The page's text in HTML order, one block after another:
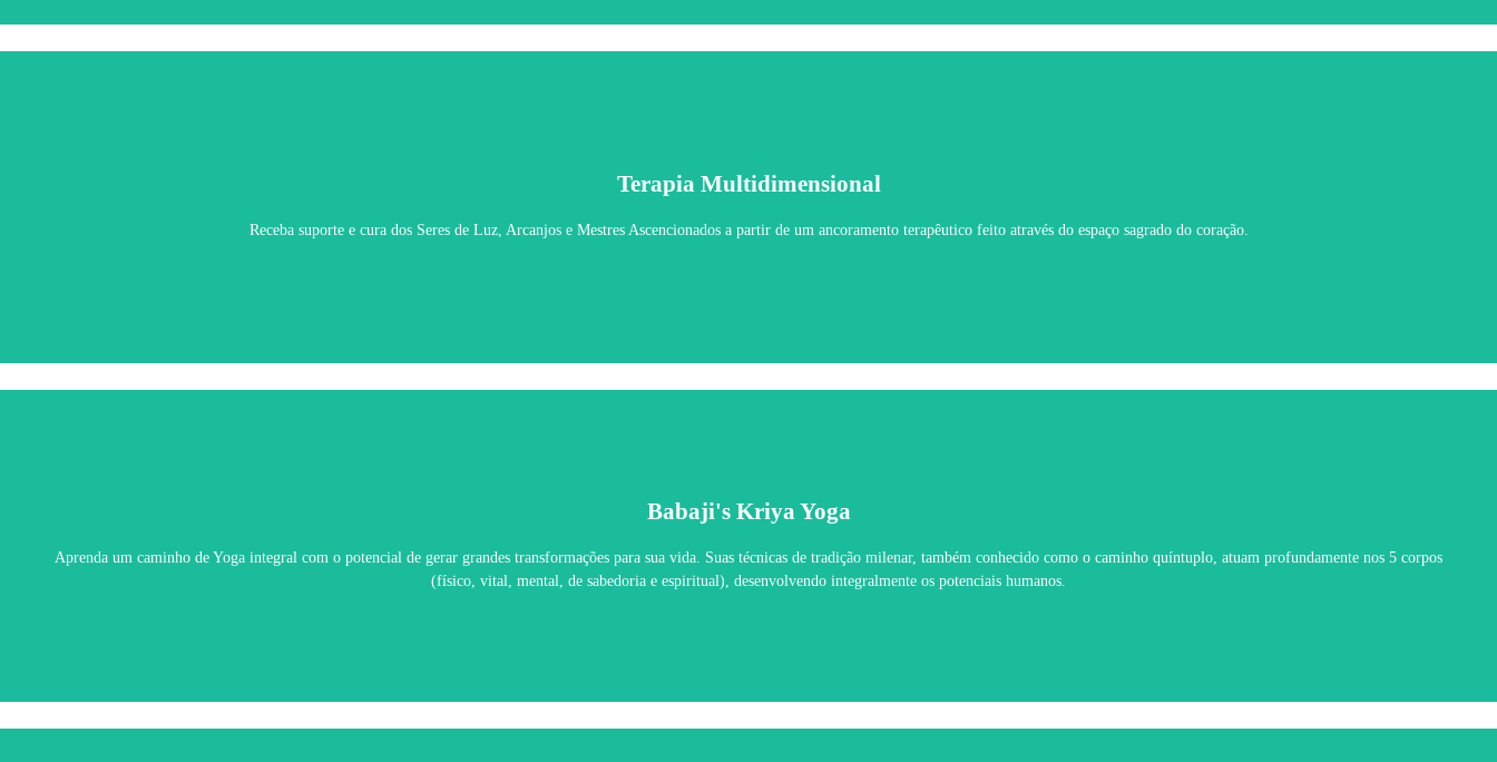
Terapia Multidimensional
Receba suporte e cura dos Seres de Luz, Arcanjos e Mestres Ascencionados a partir de um ancoramento terapêutico feito através do espaço sagrado do coração.
Terapia Multidimensional
Saiba Mais
Babaji's Kriya Yoga
Aprenda um caminho de Yoga integral com o potencial de gerar grandes transformações para sua vida. Suas técnicas de tradição milenar, também conhecido como o caminho quíntuplo, atuam profundamente nos 5 corpos
(físico, vital, mental, de sabedoria e espiritual), desenvolvendo integralmente os potenciais humanos.
Babaji's Kriya Yoga